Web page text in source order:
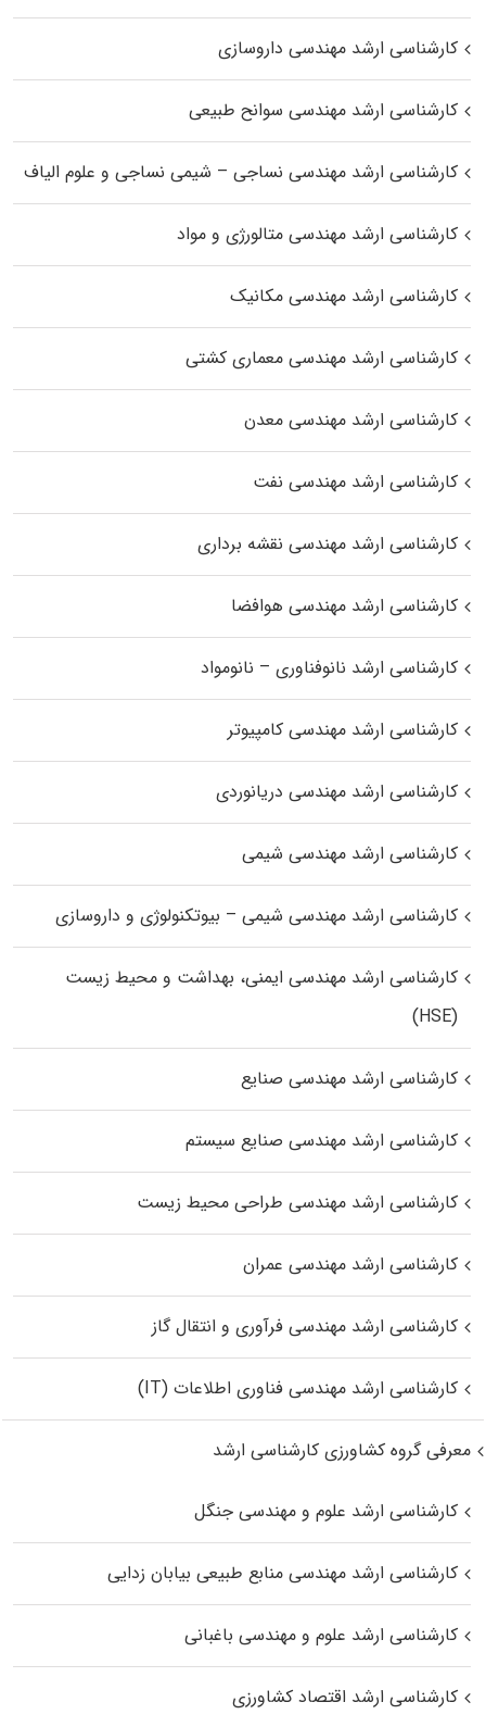
کارشناسی ارشد مهندسی داروسازی
کارشناسی ارشد مهندسی سوانح طبیعی
کارشناسی ارشد مهندسی نساجی – شیمی نساجی و علوم الیاف
کارشناسی ارشد مهندسی متالورژی و مواد
کارشناسی ارشد مهندسی مکانیک
کارشناسی ارشد مهندسی معماری کشتی
کارشناسی ارشد مهندسی معدن
کارشناسی ارشد مهندسی نفت
کارشناسی ارشد مهندسی نقشه برداری
کارشناسی ارشد مهندسی هوافضا
کارشناسی ارشد نانوفناوری – نانومواد
کارشناسی ارشد مهندسی کامپیوتر
کارشناسی ارشد مهندسی دریانوردی
کارشناسی ارشد مهندسی شیمی
کارشناسی ارشد مهندسی شیمی – بیوتکنولوژی و داروسازی
کارشناسی ارشد مهندسی ایمنی، بهداشت و محیط زیست
(HSE)
کارشناسی ارشد مهندسی صنایع
کارشناسی ارشد مهندسی صنایع سیستم
کارشناسی ارشد مهندسی طراحی محیط زیست
کارشناسی ارشد مهندسی عمران
کارشناسی ارشد مهندسی فرآوری و انتقال گاز
کارشناسی ارشد مهندسی فناوری اطلاعات (IT)
معرفی گروه کشاورزی کارشناسی ارشد
کارشناسی ارشد علوم و مهندسی جنگل
کارشناسی ارشد مهندسی منابع طبیعی بیابان زدایی
کارشناسی ارشد علوم و مهندسی باغبانی
کارشناسی ارشد اقتصاد کشاورزی